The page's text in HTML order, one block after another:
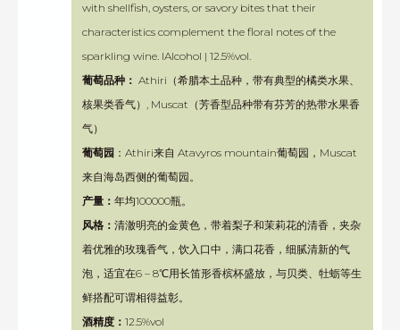
with shellfish, oysters, or savory bites that their
characteristics complement the floral notes of the
sparkling wine. IAlcohol | 12.5%vol.
葡萄品种： Athiri（希腊本土品种，带有典型的橘类水果、
核果类香气）, Muscat（芳香型品种带有芬芳的热带水果香
气）
葡萄园 ：Athiri来自 Atavyros mountain葡萄园，Muscat
来自海岛西侧的葡萄园。
产量： 年均100000瓶。
风格： 清澈明亮的金黄色，带着梨子和茉莉花的清香，夹杂
着优雅的玫瑰香气，饮入口中，满口花香，细腻清新的气
泡，适宜在6 – 8℃用长笛形香槟杯盛放，与贝类、牡蛎等生
鲜搭配可谓相得益彰。
酒精度： 12.5%vol